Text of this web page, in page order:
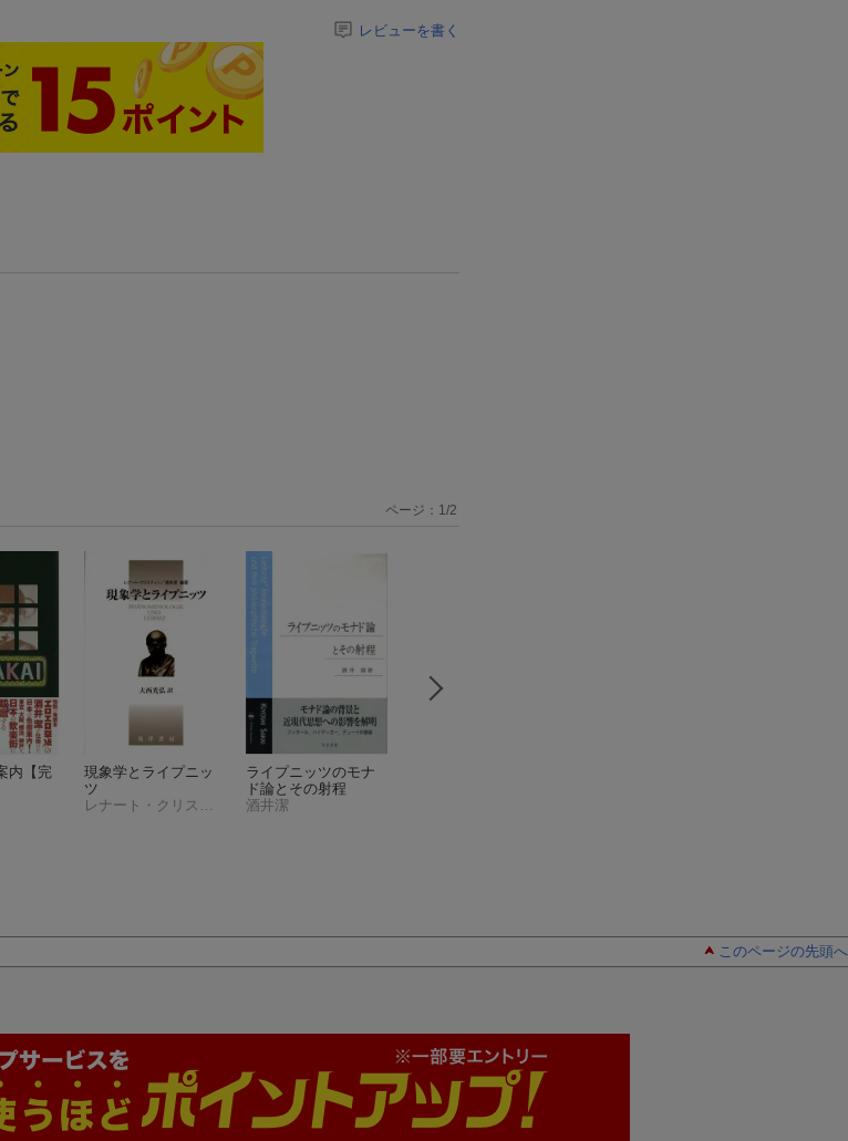
レビューを書く
内【完
現象学とライプニッ
ツ
ライプニッツのモナ
ド論とその射程
酒井潔
ページ： 1 /2
このページの先頭へ